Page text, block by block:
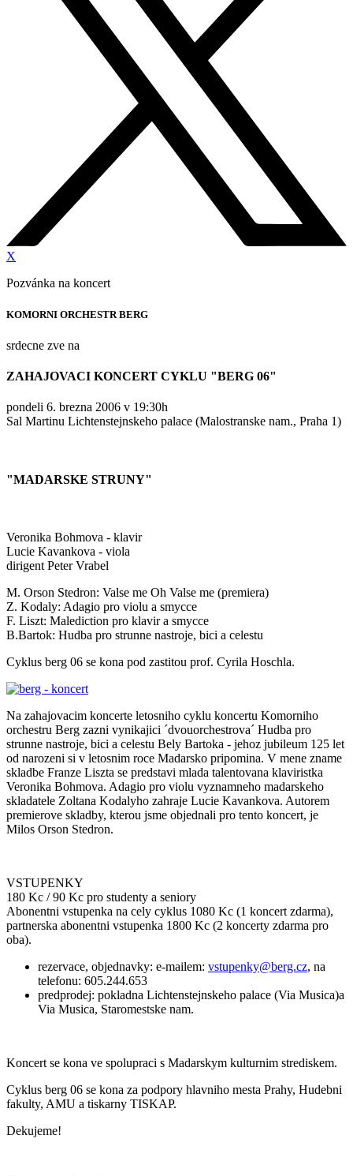
X
Pozvánka na koncert
KOMORNI ORCHESTR BERG
srdecne zve na
ZAHAJOVACI KONCERT CYKLU "BERG 06"
pondeli 6. brezna 2006 v 19:30h
Sal Martinu Lichtenstejnskeho palace (Malostranske nam., Praha 1)
"MADARSKE STRUNY"
Veronika Bohmova - klavir
Lucie Kavankova - viola
dirigent Peter Vrabel
M. Orson Stedron: Valse me Oh Valse me (premiera)
Z. Kodaly: Adagio pro violu a smycce
F. Liszt: Malediction pro klavir a smycce
B.Bartok: Hudba pro strunne nastroje, bici a celestu
Cyklus berg 06 se kona pod zastitou prof. Cyrila Hoschla.
Na zahajovacim koncerte letosniho cyklu koncertu Komorniho
orchestru Berg zazni vynikajici ´dvouorchestrova´ Hudba pro
strunne nastroje, bici a celestu Bely Bartoka - jehoz jubileum 125 let
od narozeni si v letosnim roce Madarsko pripomina. V mene zname
skladbe Franze Liszta se predstavi mlada talentovana klaviristka
Veronika Bohmova. Adagio pro violu vyznamneho madarskeho
skladatele Zoltana Kodalyho zahraje Lucie Kavankova. Autorem
premierove skladby, kterou jsme objednali pro tento koncert, je
Milos Orson Stedron.
VSTUPENKY
180 Kc / 90 Kc pro studenty a seniory
Abonentni vstupenka na cely cyklus 1080 Kc (1 koncert zdarma),
partnerska abonentni vstupenka 1800 Kc (2 koncerty zdarma pro
oba).
rezervace, objednavky: e-mailem: vstupenky@berg.cz, na
telefonu: 605.244.653
predprodej: pokladna Lichtenstejnskeho palace (Via Musica)a
Via Musica, Staromestske nam.
Koncert se kona ve spolupraci s Madarskym kulturnim strediskem.
Cyklus berg 06 se kona za podpory hlavniho mesta Prahy, Hudebni
fakulty, AMU a tiskarny TISKAP.
Dekujeme!